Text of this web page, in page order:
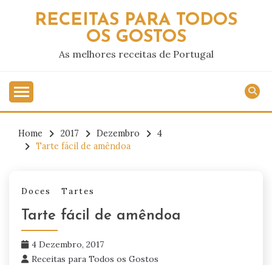
RECEITAS PARA TODOS
OS GOSTOS
As melhores receitas de Portugal
Home 2017 Dezembro
4
Tarte fácil de amêndoa
Doces Tartes
Tarte fácil de amêndoa
4 Dezembro, 2017
Receitas para Todos os Gostos